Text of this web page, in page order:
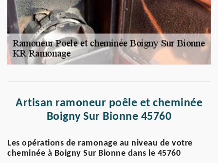
Artisan ramoneur poêle et cheminée
Boigny Sur Bionne 45760
Les opérations de ramonage au niveau de votre
cheminée à Boigny Sur Bionne dans le 45760